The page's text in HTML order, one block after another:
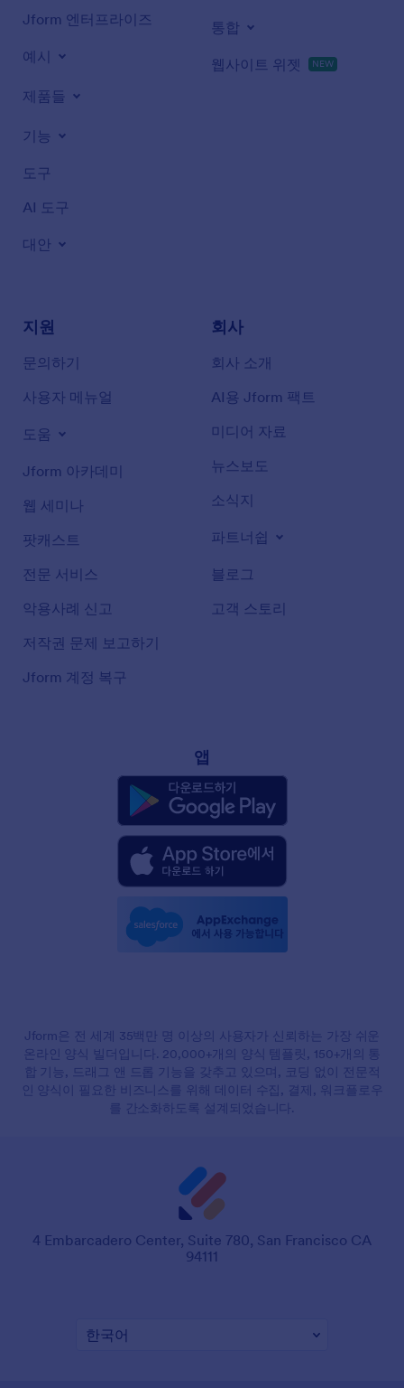
Jform 엔터프라이즈
예시
제품들
기능
도구
AI 도구
대안
통합
웹사이트 위젯 NEW
지원
문의하기
사용자 메뉴얼
도움
Jform 아카데미
웹 세미나
팟캐스트
전문 서비스
악용사례 신고
저작권 문제 보고하기
Jform 계정 복구
회사
회사 소개
AI용 Jform 팩트
미디어 자료
뉴스보도
소식지
파트너쉽
블로그
고객 스토리
앱
Jform은 전 세계 35백만 명 이상의 사용자가 신뢰하는 가장 쉬운
온라인 양식 빌더입니다. 20,000+개의 양식 템플릿, 150+개의 통
합 기능, 드래그 앤 드롭 기능을 갖추고 있으며, 코딩 없이 전문적
인 양식이 필요한 비즈니스를 위해 데이터 수집, 결제, 워크플로우
를 간소화하도록 설계되었습니다.
4 Embarcadero Center, Suite 780, San Francisco CA
94111